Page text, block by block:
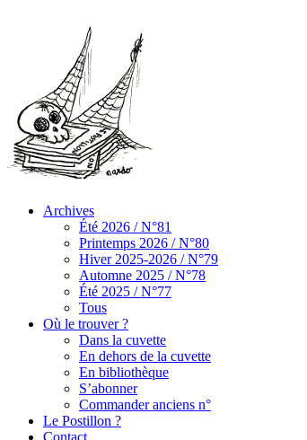
Archives
Été 2026 / N°81
Printemps 2026 / N°80
Hiver 2025-2026 / N°79
Automne 2025 / N°78
Été 2025 / N°77
Tous
Où le trouver ?
Dans la cuvette
En dehors de la cuvette
En bibliothèque
S’abonner
Commander anciens n°
Le Postillon ?
Contact